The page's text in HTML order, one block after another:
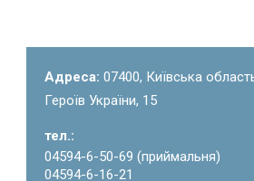
Адреса: 07400, Київська
Героїв України, 15
тел.:
04594-6-50-69 (приймальня)
04594-6-16-21